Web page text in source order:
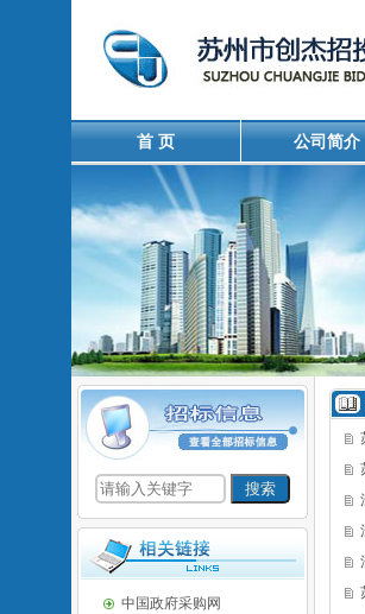
首 页 公司简介
中国政府采购网